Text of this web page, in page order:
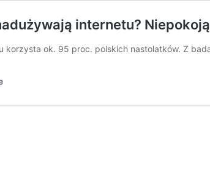
internetu?
korzysta ok. 95 proc. polskich nastolatków. Z